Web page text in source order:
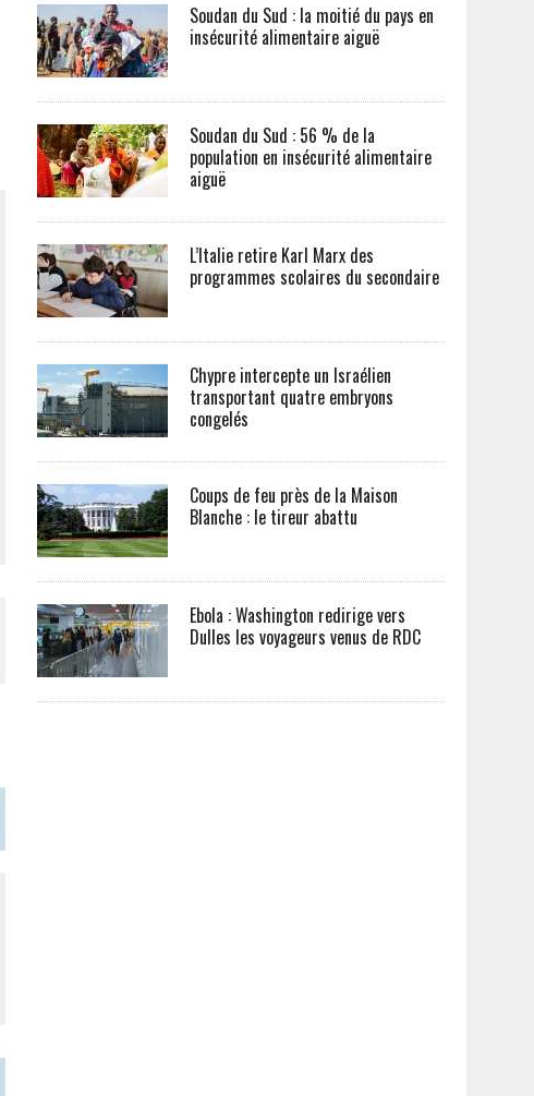
Soudan du Sud : la moitié du pays en
insécurité alimentaire aiguë
Soudan du Sud : 56 % de la
population en insécurité alimentaire
aiguë
L’Italie retire Karl Marx des
programmes scolaires du secondaire
Chypre intercepte un Israélien
transportant quatre embryons
congelés
Coups de feu près de la Maison
Blanche : le tireur abattu
Ebola : Washington redirige vers
Dulles les voyageurs venus de RDC